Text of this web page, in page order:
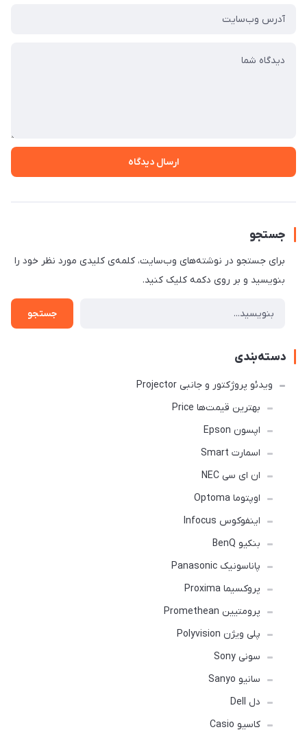
ارسال دیدگاه
جستجو
برای جستجو در نوشته‌های وب‌سایت، کلمه‌ی کلیدی مورد نظر خود را
بنویسید و بر روی دکمه کلیک کنید.
جستجو
دسته‌بندی
ویدئو پروژکتور و جانبی Projector
بهترین قیمت‌ها Price
اپسون Epson
اسمارت Smart
ان ای سی NEC
اوپتوما Optoma
اینفوکوس Infocus
بنکیو BenQ
پاناسونیک Panasonic
پروکسیما Proxima
پرومتیین Promethean
پلی ویژن Polyvision
سونی Sony
سانیو Sanyo
دل Dell
کاسیو Casio